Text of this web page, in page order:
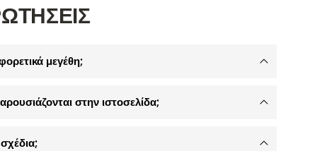
μεγέθη;
στην ιστοσελίδα;